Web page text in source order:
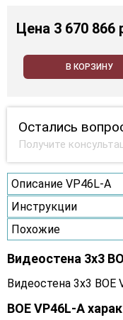
Цена 3 670 866
В КОРЗИНУ
Остались
Получите
Описание VP46L-A
Инструкции
Похожие
Видеостена 3x3
Видеостена 3x3 BOE
BOE VP46L-A